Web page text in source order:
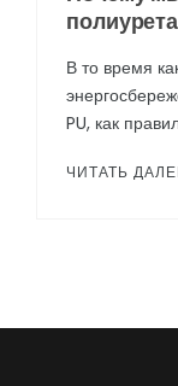
В то время
PU, как
материал,
ЧИТАТЬ